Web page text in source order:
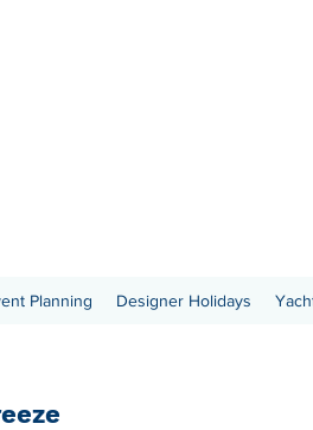
Planning Designer Holidays